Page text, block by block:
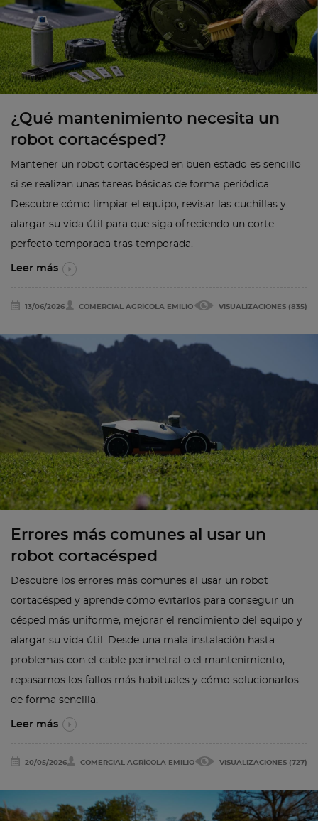
¿Qué mantenimiento necesita un
robot cortacésped?
Mantener un robot cortacésped en buen estado es sencillo
si se realizan unas tareas básicas de forma periódica.
Descubre cómo limpiar el equipo, revisar las cuchillas y
alargar su vida útil para que siga ofreciendo un corte
perfecto temporada tras temporada.
Leer más
13/06/2026 COMERCIAL AGRÍCOLA EMILIO VISUALIZACIONES (835)
Errores más comunes al usar un
robot cortacésped
Descubre los errores más comunes al usar un robot
cortacésped y aprende cómo evitarlos para conseguir un
césped más uniforme, mejorar el rendimiento del equipo y
alargar su vida útil. Desde una mala instalación hasta
problemas con el cable perimetral o el mantenimiento,
repasamos los fallos más habituales y cómo solucionarlos
de forma sencilla.
Leer más
20/05/2026 COMERCIAL AGRÍCOLA EMILIO VISUALIZACIONES (727)